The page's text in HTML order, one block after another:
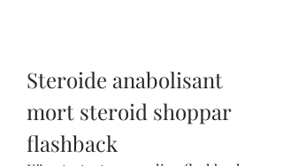
Steroide anabolisant
mort steroid shoppar
flashback